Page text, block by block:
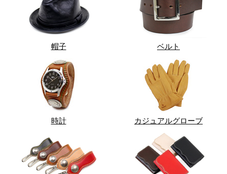
帽子 ベルト
時計 カジュアルグローブ